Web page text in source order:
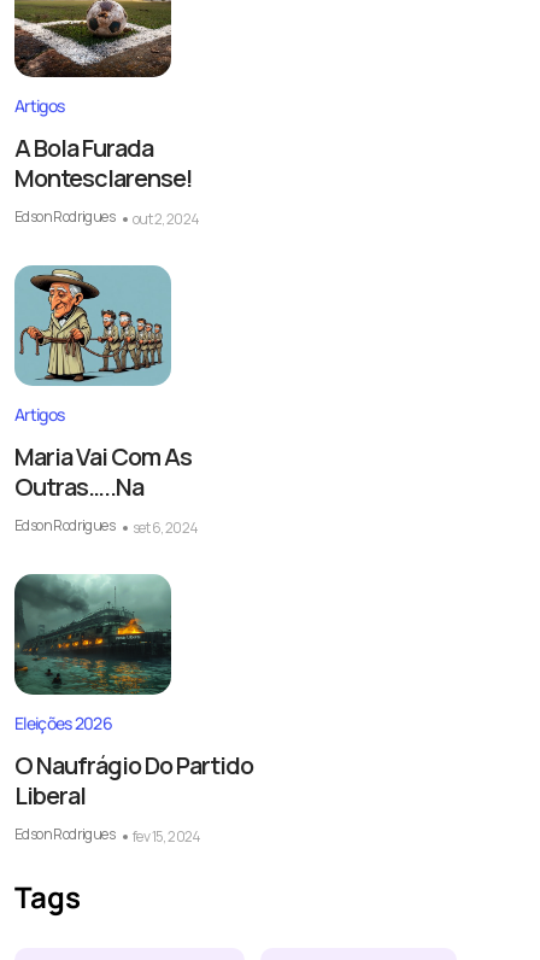
Artigos
A Bola Furada
Montesclarense!
Edson Rodrigues out 2, 2024
Artigos
Maria Vai Com As
Outras…..Na
Edson Rodrigues set 6, 2024
Eleições 2026
O Naufrágio Do Partido
Liberal
Edson Rodrigues fev 15, 2024
Tags